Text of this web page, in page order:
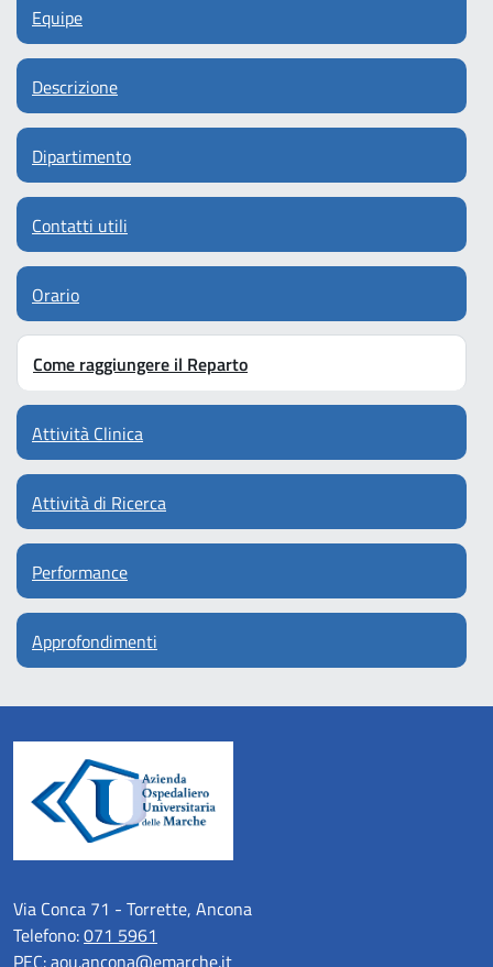
Equipe
Descrizione
Dipartimento
Contatti utili
Orario
Come raggiungere il Reparto
Attività Clinica
Attività di Ricerca
Performance
Approfondimenti
Via Conca 71 - Torrette, Ancona
Telefono:071 5961
PEC:aou.ancona@emarche.it